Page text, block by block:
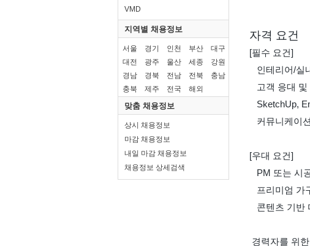
VMD
지역별 채용정보
서울 경기 인천 부산
대구
대전
광주 울산 세종
강원
경남
경북 전남 전북
충남
충북
제주 전국 해외
맞춤 채용정보
상시 채용정보
마감 채용정보
내일 마감 채용정보
채용정보 상세검색